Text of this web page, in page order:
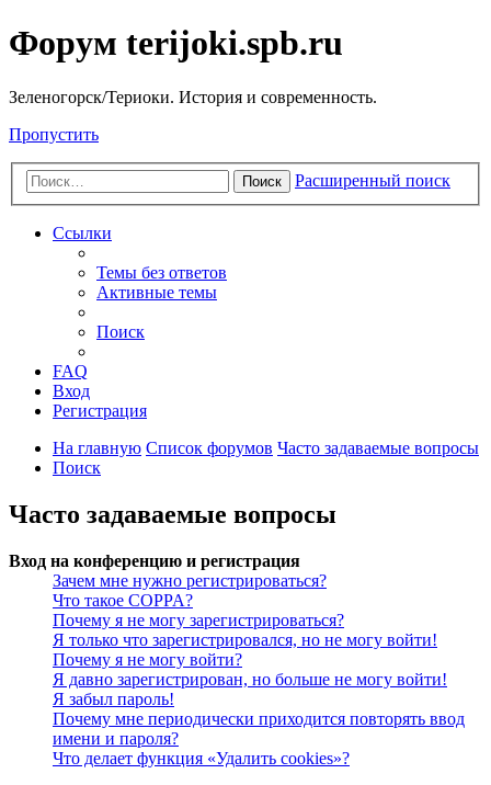
Форум terijoki.spb.ru
Зеленогорск/Териоки. История и современность.
Пропустить
Поиск Расширенный поиск
Ссылки
Темы без ответов
Активные темы
Поиск
FAQ
Вход
Регистрация
На главную Список форумов Часто задаваемые вопросы
Поиск
Часто задаваемые вопросы
Вход на конференцию и регистрация
Зачем мне нужно регистрироваться?
Что такое COPPA?
Почему я не могу зарегистрироваться?
Я только что зарегистрировался, но не могу войти!
Почему я не могу войти?
Я давно зарегистрирован, но больше не могу войти!
Я забыл пароль!
Почему мне периодически приходится повторять ввод
имени и пароля?
Что делает функция «Удалить cookies»?